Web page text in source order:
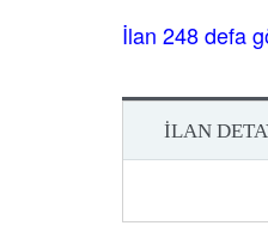
İlan 248 defa
İLAN